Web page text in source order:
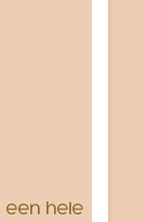
een hele